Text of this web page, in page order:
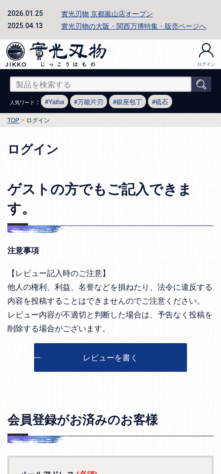
2026.01.25 實光刃物 京都嵐山店オープン
2025.04.13 實光刃物の大阪・関西万博特集・販売ページへ
ログイン
人気ワード ： Yaiba 万能片刃 銀座包丁 砥石
TOP ログイン
ログイン
ゲストの方でもご記入できま
す。
注意事項
【レビュー記入時のご注意】
他人の権利、利益、名誉などを損ねたり、法令に違反する
内容を投稿することはできませんのでご注意ください。
レビュー内容が不適切と判断した場合は、予告なく投稿を
削除する場合がございます。
レビューを書く
会員登録がお済みのお客様